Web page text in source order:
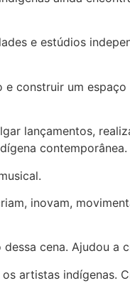
e estúdios
construir um
lançamentos,
contemporânea.
inovam,
cena. Ajudou
artistas